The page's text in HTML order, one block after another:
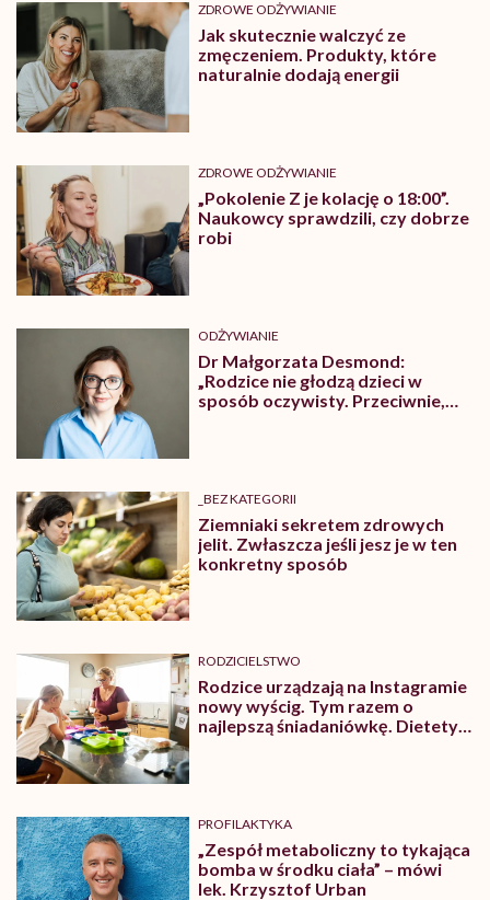
ZDROWE ODŻYWIANIE
Jak skutecznie walczyć ze
zmęczeniem. Produkty, które
naturalnie dodają energii
ZDROWE ODŻYWIANIE
„Pokolenie Z je kolację o 18:00”.
Naukowcy sprawdzili, czy dobrze
robi
ODŻYWIANIE
Dr Małgorzata Desmond:
„Rodzice nie głodzą dzieci w
sposób oczywisty. Przeciwnie,
_BEZ KATEGORII
Ziemniaki sekretem zdrowych
jelit. Zwłaszcza jeśli jesz je w ten
konkretny sposób
RODZICIELSTWO
Rodzice urządzają na Instagramie
nowy wyścig. Tym razem o
najlepszą śniadaniówkę. Dietetyk:
PROFILAKTYKA
„Zespół metaboliczny to tykająca
bomba w środku ciała” – mówi
lek. Krzysztof Urban